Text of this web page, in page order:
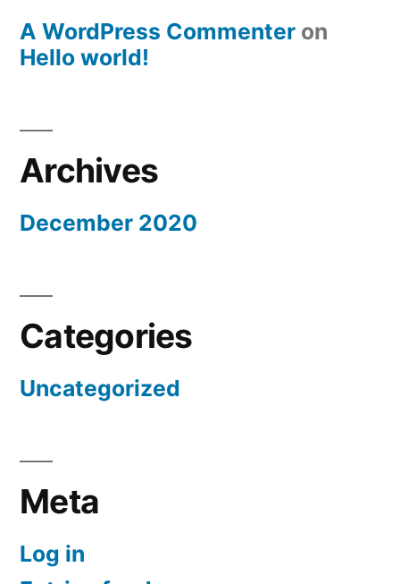
A WordPress Commenter on
Hello world!
Archives
December 2020
Categories
Uncategorized
Meta
Log in